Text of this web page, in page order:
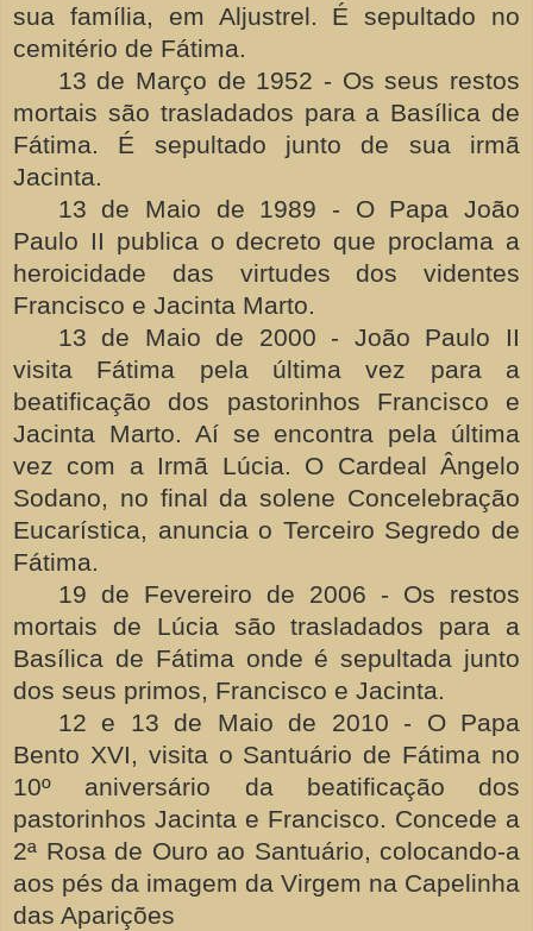
sua família, em Aljustrel. É sepultado no
cemitério de Fátima.
13 de Março de 1952 - Os seus restos
mortais são trasladados para a Basílica de
Fátima. É sepultado junto de sua irmã
Jacinta.
13 de Maio de 1989 - O Papa João
Paulo II publica o decreto que proclama a
heroicidade das virtudes dos videntes
Francisco e Jacinta Marto.
13 de Maio de 2000 - João Paulo II
visita Fátima pela última vez para a
beatificação dos pastorinhos Francisco e
Jacinta Marto. Aí se encontra pela última
vez com a Irmã Lúcia. O Cardeal Ângelo
Sodano, no final da solene Concelebração
Eucarística, anuncia o Terceiro Segredo de
Fátima.
19 de Fevereiro de 2006 - Os restos
mortais de Lúcia são trasladados para a
Basílica de Fátima onde é sepultada junto
dos seus primos, Francisco e Jacinta.
12 e 13 de Maio de 2010 - O Papa
Bento XVI, visita o Santuário de Fátima no
10º aniversário da beatificação dos
pastorinhos Jacinta e Francisco. Concede a
2ª Rosa de Ouro ao Santuário, colocando-a
aos pés da imagem da Virgem na Capelinha
das Aparições